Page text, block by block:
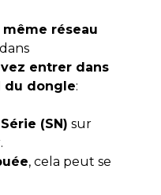
même réseau
dans
entrer dans
du dongle:
(SN) sur
, cela peut se